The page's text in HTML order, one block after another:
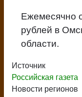
Ежемесячно
рублей в
области.
Источник
Российская газета
Новости регионов